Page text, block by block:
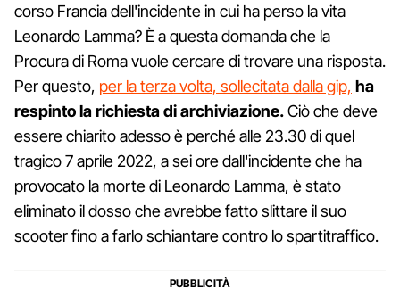
corso Francia dell'incidente in cui ha perso la vita
Leonardo Lamma? È a questa domanda che la
Procura di Roma vuole cercare di trovare una risposta.
Per questo, per la terza volta, sollecitata dalla gip, ha
respinto la richiesta di archiviazione.Ciò che deve
essere chiarito adesso è perché alle 23.30 di quel
tragico 7 aprile 2022, a sei ore dall'incidente che ha
provocato la morte di Leonardo Lamma, è stato
eliminato il dosso che avrebbe fatto slittare il suo
scooter fino a farlo schiantare contro lo spartitraffico.